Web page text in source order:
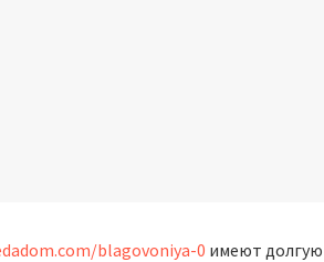
blagovoniya-0 имеют долгую